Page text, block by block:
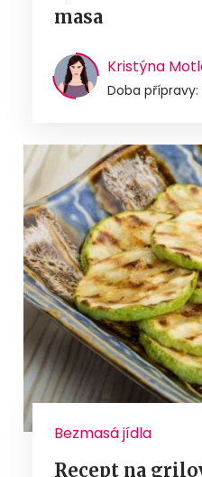
masa
Kristýna
Doba
Bezmasá jídla
Recept na